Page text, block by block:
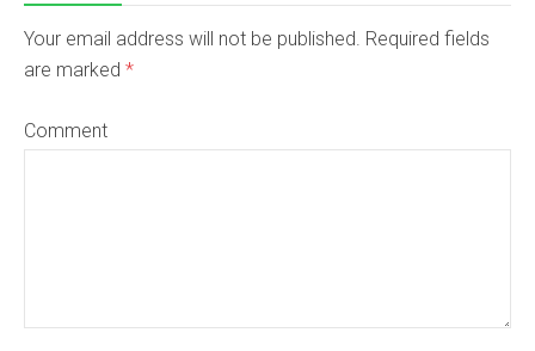
Your email address will not be published. Required fields
are marked *
Comment